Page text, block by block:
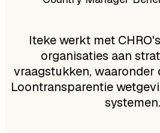
Iteke werkt met
organisaties aan
vraagstukken, waaronder
Loontransparentie
systemen.